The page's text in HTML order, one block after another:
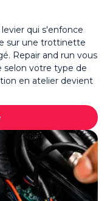
qui s'enfonce
sur une trottinette
Repair and run vous
selon votre type de
en atelier devient